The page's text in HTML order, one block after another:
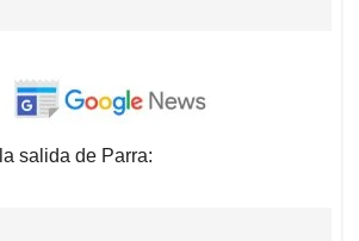
salida de Parra: